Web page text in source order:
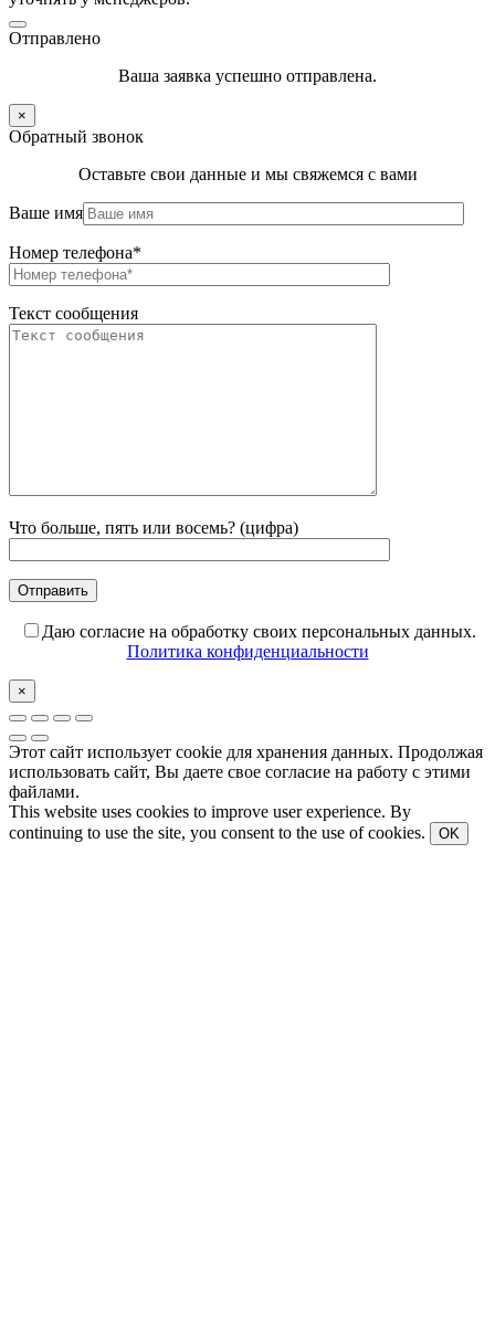
Отправлено
Ваша заявка успешно отправлена.
×
Обратный звонок
Оставьте свои данные и мы свяжемся с вами
Ваше имя
Номер телефона*
Текст сообщения
Что больше, пять или восемь? (цифра)
Даю согласие на обработку своих персональных данных.
Политика конфиденциальности
×
Этот сайт использует cookie для хранения данных. Продолжая
использовать сайт, Вы даете свое согласие на работу с этими
файлами.
This website uses cookies to improve user experience. By
continuing to use the site, you consent to the use of cookies.
OK